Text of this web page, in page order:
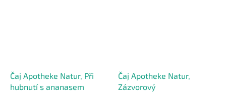
Čaj Apotheke Natur, Při
hubnutí s ananasem
Čaj Apotheke Natur,
Zázvorový